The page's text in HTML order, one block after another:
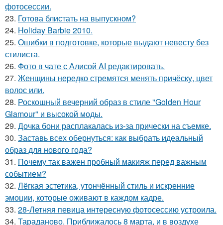
фотосессии.
23. Готова блистать на выпускном?
24. Holiday Barbie 2010.
25. Ошибки в подготовке, которые выдают невесту без
стилиста.
26. Фото в чате с Алисой AI редактировать.
27. Женщины нередко стремятся менять причёску, цвет
волос или.
28. Роскошный вечерний образ в стиле "Golden Hour
Glamour" и высокой моды.
29. Дочка бони расплакалась из-за прически на съемке.
30. Заставь всех обернуться: как выбрать идеальный
образ для нового года?
31. Почему так важен пробный макияж перед важным
событием?
32. Лёгкая эстетика, утончённый стиль и искренние
эмоции, которые оживают в каждом кадре.
33. 28-Летняя певица интересную фотосессию устроила.
34. Тараданово. Приближалось 8 марта, и в воздухе